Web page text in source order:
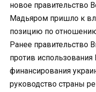
новое правительство
Мадьяром пришло к
позицию по
Ранее правительство
против
финансирования
руководство страны